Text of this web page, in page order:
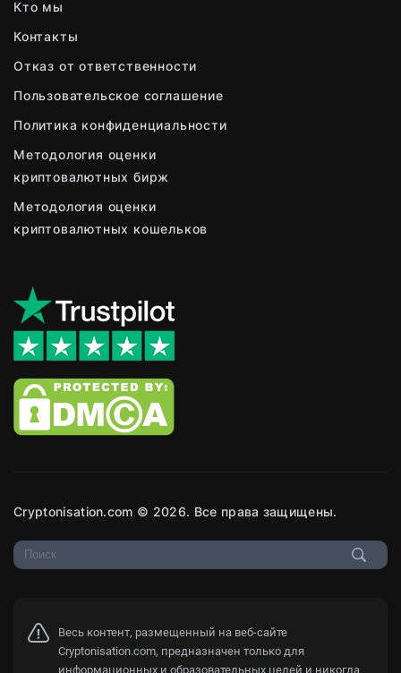
Кто мы
Контакты
Отказ от ответственности
Пользовательское соглашение
Политика конфиденциальности
Методология оценки
криптовалютных бирж
Методология оценки
криптовалютных кошельков
Cryptonisation.com © 2026. Все права защищены.
Весь контент, размещенный на веб-сайте
Cryptonisation.com, предназначен только для
информационных и образовательных целей и никогда